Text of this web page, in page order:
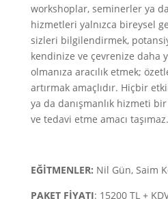
workshoplar, seminerler ya
hizmetleri yalnızca bireysel
sizleri bilgilendirmek,
kendinize ve çevrenize daha
olmanıza aracılık etmek;
artırmak amaçlıdır. Hiçbir
ya da danışmanlık hizmeti bir
ve tedavi etme amacı taşımaz.
EĞİTMENLER: Nil Gün, Saim
PAKET FİYATI: 15200 TL +